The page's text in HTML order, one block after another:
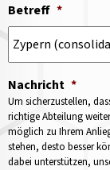
Betreff *
Nachricht *
Um sicherzustellen,
richtige Abteilung
möglich zu Ihrem
stehen, desto besser
dabei unterstützen,